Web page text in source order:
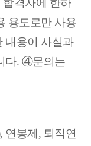
격자에 한하
용도로만 사용
용이 사실과
다. ④문의는
연봉제, 퇴직연